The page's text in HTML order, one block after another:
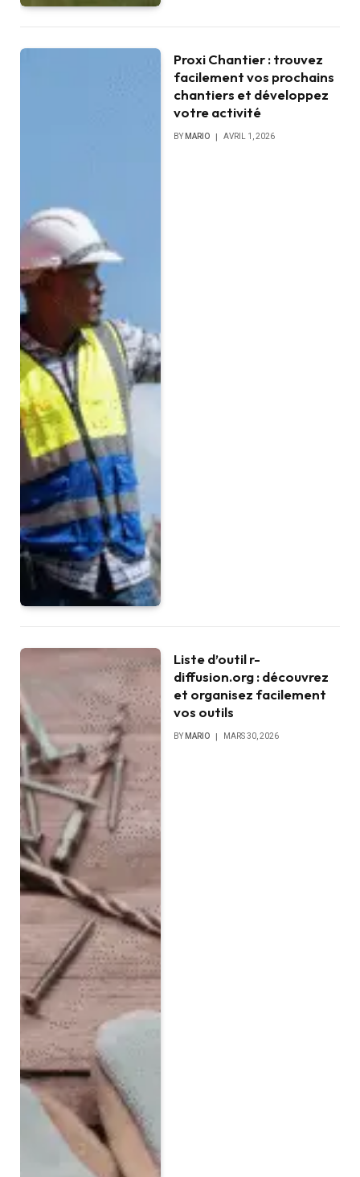
Proxi Chantier : trouvez
facilement vos prochains
chantiers et développez
votre activité
BY MARIO AVRIL 1, 2026
Liste d’outil r-
diffusion.org : découvrez
et organisez facilement
vos outils
BY MARIO MARS 30, 2026